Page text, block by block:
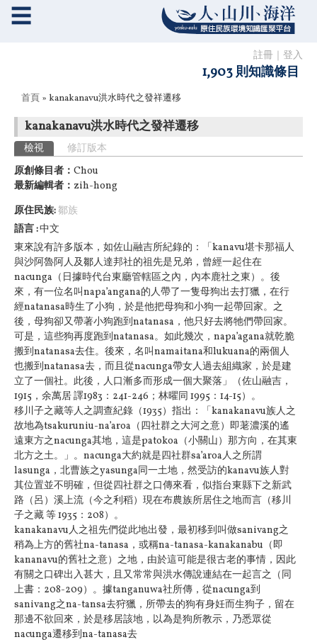
註冊 登入
1,903 則知識條目
☰
您在這裡
首頁 » kanakanavu洪水時代之發祥遷移
kanakanavu洪水時代之發祥遷移
主要索引標籤
檢視 (作用中頁籤)
修訂版本
原創條目者： Chou
最新編輯者： zih-hong
原住民族:鄒族
語言 中文
東來說有許多版本，如佐山融吉所紀錄的：「kanavu堪卡那福人
與沙阿魯阿人及鄒人達邦社的祖先是兄弟，曾經一起住在
nacunga（日據時代台東廳管轄區之內，內本鹿社之東）。後
來，有一位名叫napa’angana的人帶了一隻母狗出去打獵，在行
經natanasa時生了小狗，於是他把母狗和小狗一起帶回家。之
後，母狗卻又帶著小狗跑到natanasa，他只好去將牠們帶回家。
可是，這些狗再度跑到natanasa。如此幾次，napa’agana就乾脆
搬到natanasa去住。後來，名叫namaitana和lukuana的兩個人
也搬到natanasa去，而且從nacunga帶女人過去組織家，於是建
立了一個社。此後，人口漸多而形成一個大聚落」（佐山融吉，
1915，余萬居 譯1983：241-246；林曜同 1995：14-15）。
移川子之藏等人之調查紀錄（1935）指出：「kanakanavu族人之
故地為tsakuruniu-na’aroa（四社群之大河之意）即荖濃溪的遙
遠東方之nacunga其地，這是patokoa（小關山）那方向，在其東
北方之土。」。nacunga大約就是四社群sa’aroa人之所謂
lasunga，北曹族之yasunga同一土地，然受訪的kanavu族人對
其位置並不明確，但從四社群之口傳來看，似指台東縣下之新武
路（呂）溪上流（今之利稻）現在布農族所居住之地而言（移川
子之藏 等 1935：208）。
kanakanavu人之祖先們從此地出發，最初移到叫做sanivang之
稍為上方的舊社na-tanasa，或稱na-tanasa-kanakanabu（即
kananavu的舊社之意）之地，由於這可能是很古老的事情，因此
有關之口碑出入甚大，且又常常與洪水傳說連結在一起言之（同
上書：208-209）。據tanganuwa社所傳，從nacunga到
sanivang之na-tansa去狩獵，所帶去的狗有身妊而生狗子，留在
那邊不欲回來，於是移居該地，以為是狗所教示，乃悉眾從
nacunga遷移到na-tanasa去